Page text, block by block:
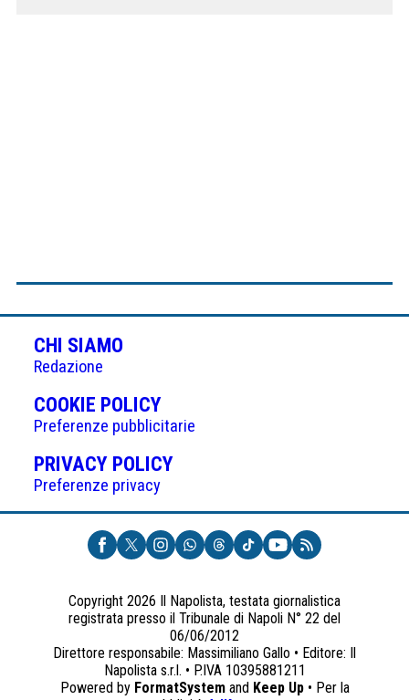
CHI SIAMO
Redazione
COOKIE POLICY(APRE
IN
UNA
NUOVA
Preferenze pubblicitarie
PRIVACY POLICY(APRE
UNA
NUOVA
SCHEDA)
Preferenze privacy
Copyright 2026 Il Napolista, testata giornalistica
registrata presso il Tribunale di Napoli N° 22 del
06/06/2012
Direttore responsabile: Massimiliano Gallo • Editore: Il
Napolista s.r.l. • P.IVA 10395881211
Powered by FormatSystemand Keep Up• Per la